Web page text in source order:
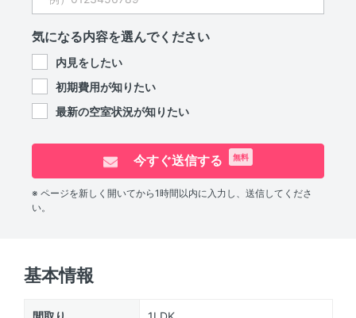
気になる内容を選んでください
内見をしたい
初期費用が知りたい
最新の空室状況が知りたい
今すぐ送信する 無料
※ ページを新しく開いてから1時間以内に入力し、送信してくださ
い。
基本情報